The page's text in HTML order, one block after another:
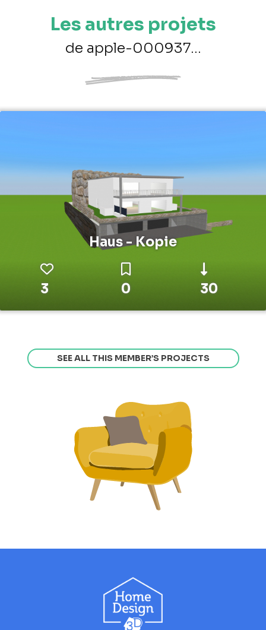
Les autres projets
de apple-000937...
Haus - Kopie
3 0 30
SEE ALL THIS MEMBER’S PROJECTS